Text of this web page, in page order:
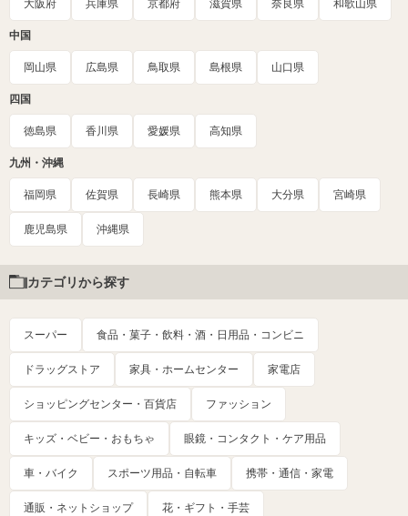
大阪府 兵庫県 京都府 滋賀県 奈良県 和歌山県
中国
岡山県 広島県 鳥取県 島根県 山口県
四国
徳島県 香川県 愛媛県 高知県
九州・沖縄
福岡県 佐賀県 長崎県 熊本県 大分県 宮崎県
鹿児島県 沖縄県
カテゴリから探す
スーパー 食品・菓子・飲料・酒・日用品・コンビニ
ドラッグストア 家具・ホームセンター 家電店
ショッピングセンター・百貨店 ファッション
キッズ・ベビー・おもちゃ 眼鏡・コンタクト・ケア用品
車・バイク スポーツ用品・自転車 携帯・通信・家電
通販・ネットショップ 花・ギフト・手芸